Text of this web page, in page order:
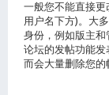
一般您不能直接更
用户名下方)。大
身份，例如版主和
论坛的发帖功能发
而会大量删除您的